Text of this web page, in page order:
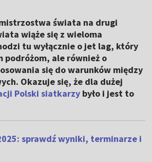
świata na drugi
wiąże się z wieloma
tu wyłącznie o jet lag, który
podróżom, ale również o
się do warunków między
Okazuje się, że dla dużej
Polski siatkarzy było i jest to
sprawdź wyniki, terminarze i